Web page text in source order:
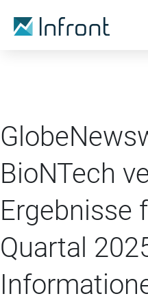
BioNTech
Ergebnisse
Quartal